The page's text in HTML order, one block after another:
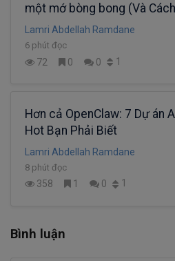
một mớ bòng bong (Và
Năm 2026)
Lamri Abdellah Ramdane
6 phút đọc
72 0 0 1
Hơn cả OpenClaw: 7 Dự án
Hot Bạn Phải Biết
Lamri Abdellah Ramdane
8 phút đọc
358 1 0 1
Bình luận